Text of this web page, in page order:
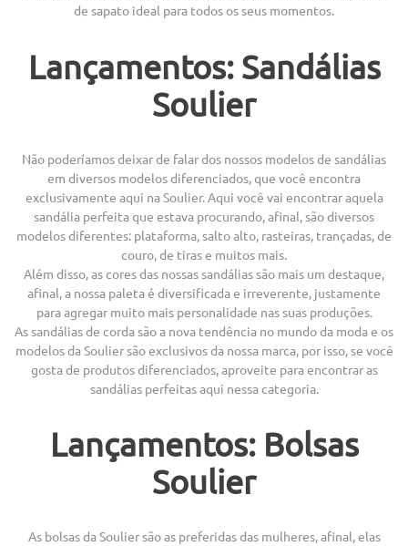
de sapato ideal para todos os seus momentos.
Lançamentos: Sandálias
Soulier
Não poderíamos deixar de falar dos nossos modelos de sandálias
em diversos modelos diferenciados, que você encontra
exclusivamente aqui na Soulier. Aqui você vai encontrar aquela
sandália perfeita que estava procurando, afinal, são diversos
modelos diferentes: plataforma, salto alto, rasteiras, trançadas, de
couro, de tiras e muitos mais.
Além disso, as cores das nossas sandálias são mais um destaque,
afinal, a nossa paleta é diversificada e irreverente, justamente
para agregar muito mais personalidade nas suas produções.
As sandálias de corda são a nova tendência no mundo da moda e os
modelos da Soulier são exclusivos da nossa marca, por isso, se você
gosta de produtos diferenciados, aproveite para encontrar as
sandálias perfeitas aqui nessa categoria.
Lançamentos: Bolsas
Soulier
As bolsas da Soulier são as preferidas das mulheres, afinal, elas